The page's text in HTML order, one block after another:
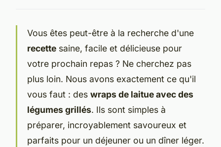
Vous êtes peut-être à la recherche d'une
recette saine, facile et délicieuse pour
votre prochain repas ? Ne cherchez pas
plus loin. Nous avons exactement ce qu'il
vous faut : des wraps de laitue avec des
légumes grillés. Ils sont simples à
préparer, incroyablement savoureux et
parfaits pour un déjeuner ou un dîner léger.